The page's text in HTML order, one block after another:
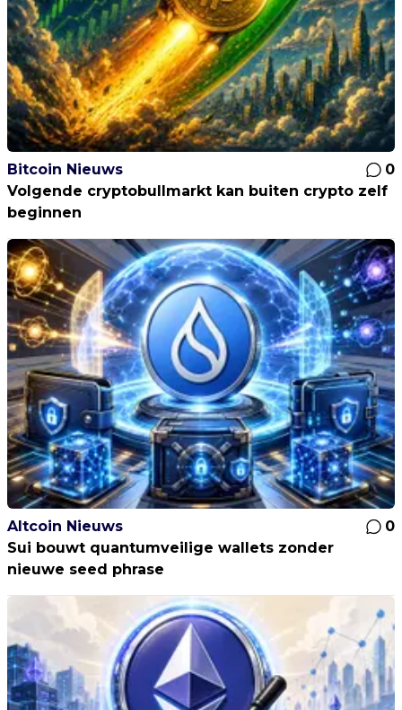
Bitcoin Nieuws
0
Volgende cryptobullmarkt kan buiten crypto zelf
beginnen
Altcoin Nieuws
0
Sui bouwt quantumveilige wallets zonder
nieuwe seed phrase